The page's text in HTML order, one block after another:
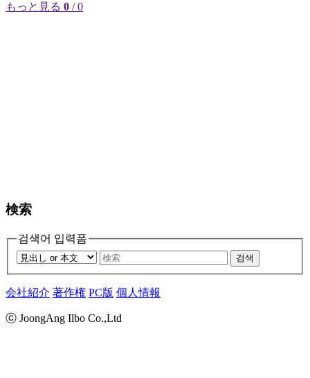
もっと見る 0 / 0
検索
검색어 입력폼
검색
会社紹介 著作権 PC版 個人情報
ⓒ JoongAng Ilbo Co.,Ltd